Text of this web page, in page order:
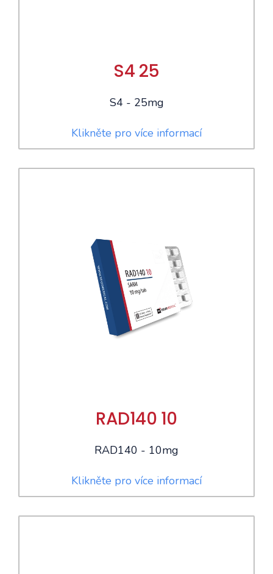
S4 25
S4 - 25mg
Klikněte pro více informací
RAD140 10
RAD140 - 10mg
Klikněte pro více informací